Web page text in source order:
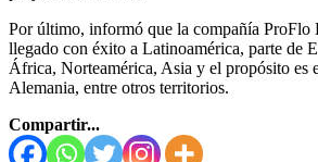
Por último, informó que la compañía ProFlo
llegado con éxito a Latinoamérica, parte de
África, Norteamérica, Asia y el propósito es
Alemania, entre otros territorios.
Compartir...